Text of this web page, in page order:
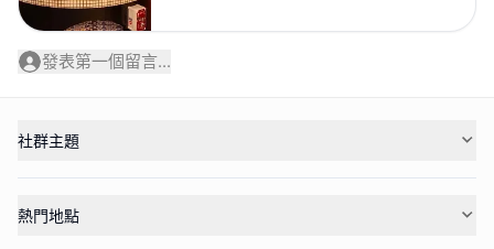
發表第一個留言...
社群主題
熱門地點